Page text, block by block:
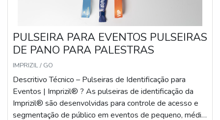
PULSEIRA PARA EVENTOS PULSEIRAS
DE PANO PARA PALESTRAS
IMPRIZIL / GO
Descritivo Técnico – Pulseiras de Identificação para
Eventos | Imprizil® ? As pulseiras de identificação da
Imprizil® são desenvolvidas para controle de acesso e
segmentação de público em eventos de pequeno, médio